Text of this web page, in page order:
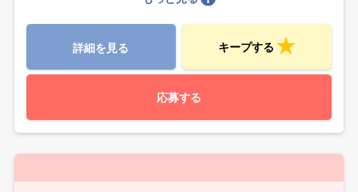
詳細を見る キープする
応募する